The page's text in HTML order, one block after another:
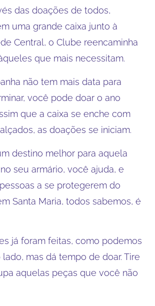
das doações de todos,
uma grande caixa junto à
Central, o Clube reencaminha
que mais necessitam.
não tem mais data para
você pode doar o ano
que a caixa se enche com
as doações se iniciam.
destino melhor para aquela
seu armário, você ajuda, e
a se protegerem do
Santa Maria, todos sabemos, é
já foram feitas, como podemos
mas dá tempo de doar. Tire
aquelas peças que você não